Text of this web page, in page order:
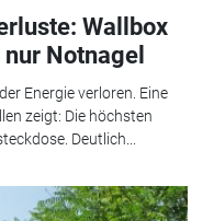
Wallbox
Notnagel
Energie verloren. Eine
zeigt: Die höchsten
Deutlich...